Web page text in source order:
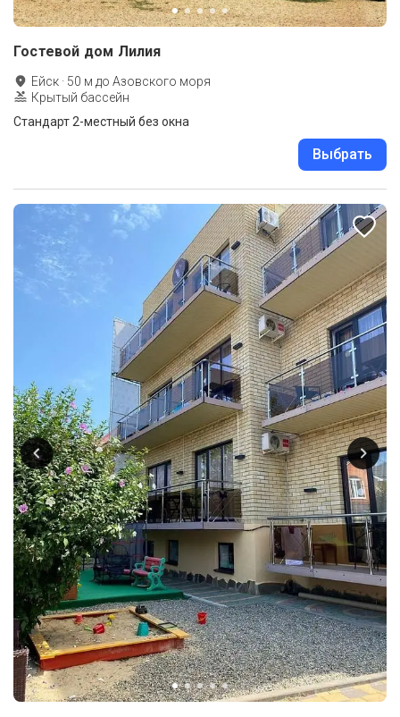
Гостевой дом Лилия
Ейск · 50 м до Азовского моря
Крытый бассейн
Стандарт 2-местный без окна
Выбрать